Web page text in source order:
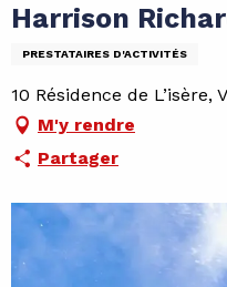
Harrison
PRESTATAIRES D'ACTIVITÉS
10 Résidence de L’isère,
M'y rendre
Partager